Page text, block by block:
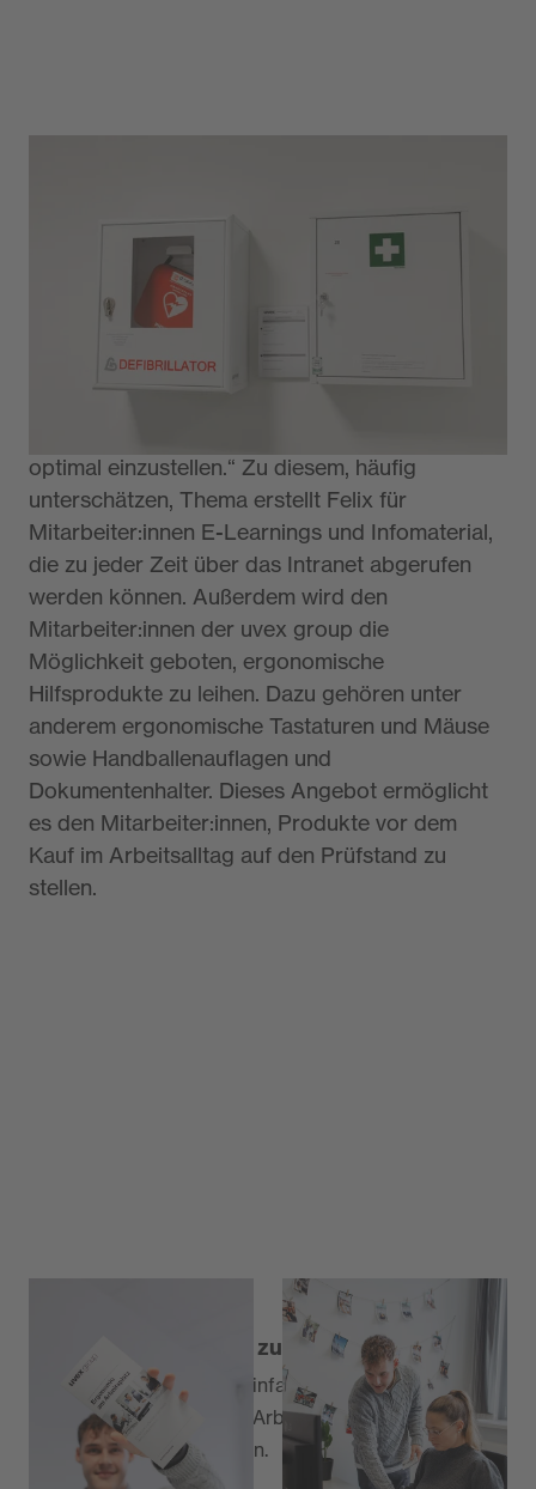
Ein weiterer Teilbereich der zum Thema
Arbeitssicherheit gehört ist die Ergonomie am
Arbeitsplatz. Diesen Bereich betreut Felix
größtenteils alleine. Er erzählt uns: „Als
zertifizierter Ergonomiecoach kann ich den
optimal einzustellen.“ Zu diesem, häufig
unterschätzen, Thema erstellt Felix für
Mitarbeiter:innen E-Learnings und Infomaterial,
die zu jeder Zeit über das Intranet abgerufen
werden können. Außerdem wird den
Mitarbeiter:innen der uvex group die
Möglichkeit geboten, ergonomische
Hilfsprodukte zu leihen. Dazu gehören unter
anderem ergonomische Tastaturen und Mäuse
sowie Handballenauflagen und
Dokumentenhalter. Dieses Angebot ermöglicht
es den Mitarbeiter:innen, Produkte vor dem
Kauf im Arbeitsalltag auf den Prüfstand zu
stellen.
Du brauchst Tipps für zuhause?
Felix konnte uns einige, einfache Tipps geben durch
die Verspannungen beim Arbeiten am Schreibtisch
vermieden werden können.